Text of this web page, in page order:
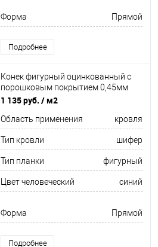
Форма Прямой
Подробнее
Конек фигурный оцинкованный c
порошковым покрытием 0,45мм
RAL 5003
1 135 руб. / м2
Область применения кровля
Тип кровли шифер
Тип планки фигурный
Цвет человеческий синий
Форма Прямой
Подробнее